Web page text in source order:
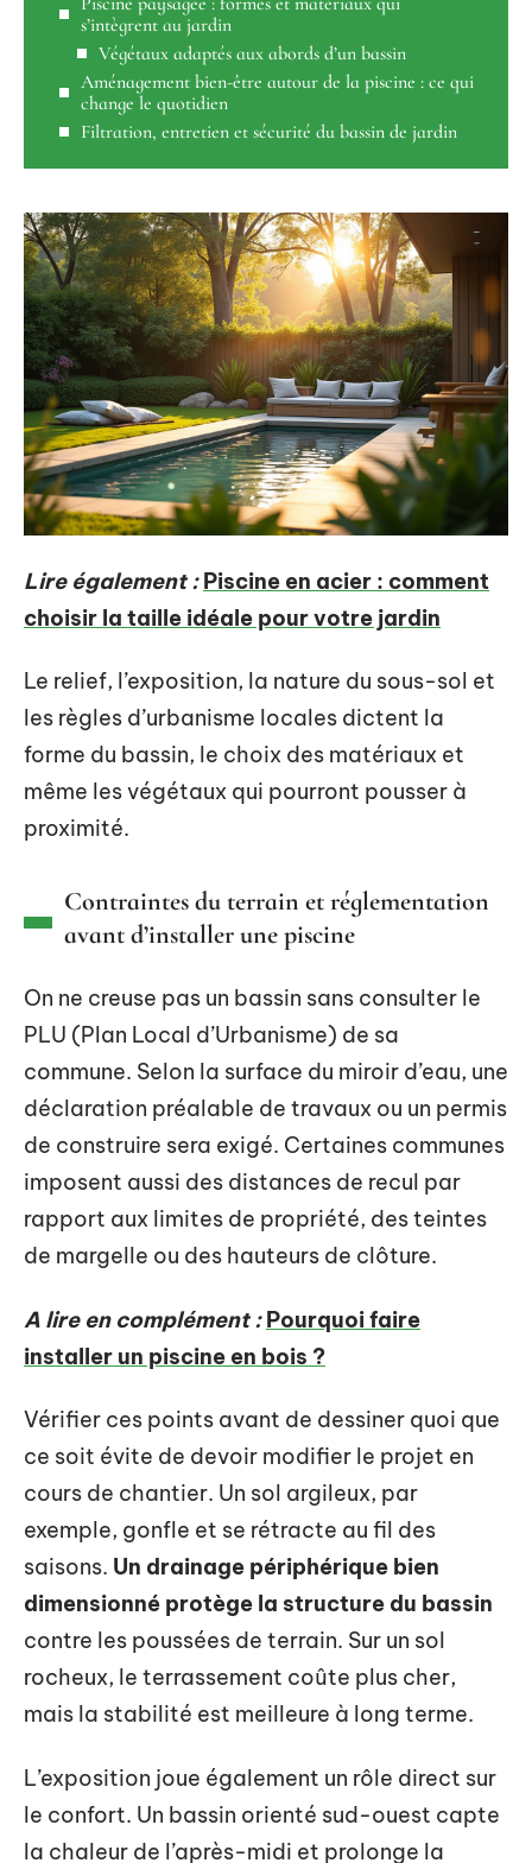
s’intègrent au jardin
Végétaux adaptés aux abords d’un bassin
Aménagement bien-être autour de la piscine : ce qui
change le quotidien
Filtration, entretien et sécurité du bassin de jardin
Lire également : Piscine en acier : comment
choisir la taille idéale pour votre jardin
Le relief, l’exposition, la nature du sous-sol et
les règles d’urbanisme locales dictent la
forme du bassin, le choix des matériaux et
même les végétaux qui pourront pousser à
proximité.
Contraintes du terrain et réglementation
avant d’installer une piscine
On ne creuse pas un bassin sans consulter le
PLU (Plan Local d’Urbanisme) de sa
commune. Selon la surface du miroir d’eau, une
déclaration préalable de travaux ou un permis
de construire sera exigé. Certaines communes
imposent aussi des distances de recul par
rapport aux limites de propriété, des teintes
de margelle ou des hauteurs de clôture.
A lire en complément : Pourquoi faire
installer un piscine en bois ?
Vérifier ces points avant de dessiner quoi que
ce soit évite de devoir modifier le projet en
cours de chantier. Un sol argileux, par
exemple, gonfle et se rétracte au fil des
saisons. Un drainage périphérique bien
dimensionné protège la structure du bassin
contre les poussées de terrain. Sur un sol
rocheux, le terrassement coûte plus cher,
mais la stabilité est meilleure à long terme.
L’exposition joue également un rôle direct sur
le confort. Un bassin orienté sud-ouest capte
la chaleur de l’après-midi et prolonge la